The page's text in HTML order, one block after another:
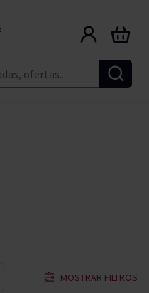
Carrito
MOSTRAR FILTROS